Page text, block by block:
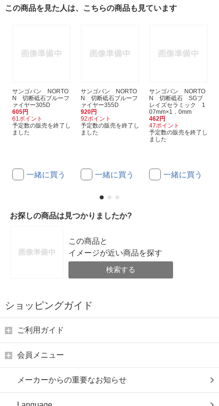
この商品を見た人は、こちらの商品も見ています
サンゴバン NORTO
N 切断砥石ブルーフ
ァイヤー305D
605円
61ポイント
予定数の販売を終了し
ました
一緒に買う
サンゴバン NORTO
N 切断砥石ブルーフ
ァイヤー355D
920円
92ポイント
予定数の販売を終了し
ました
一緒に買う
サンゴバン NORTO
N 切断砥石 SGブ
レイズセラミック 1
07mm×1．0mm
462円
47ポイント
予定数の販売を終了し
ました
一緒に買う
お探しの商品は見つかりましたか?
この商品と
イメージが近い商品を探す
検索する
ショッピングガイド
ご利用ガイド
会員メニュー
メーカーからの重要なお知らせ